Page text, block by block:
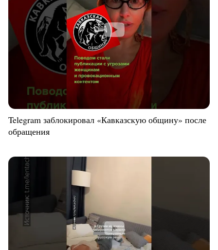
Telegram заблокировал «Кавказскую общину» после
обращения